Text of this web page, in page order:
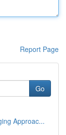
Report Page
Go
Approac...